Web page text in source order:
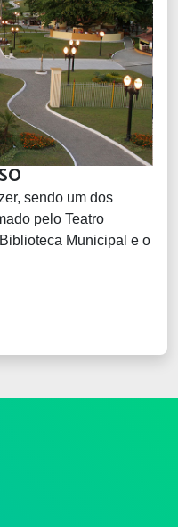
sendo um dos
pelo Teatro
Municipal e o